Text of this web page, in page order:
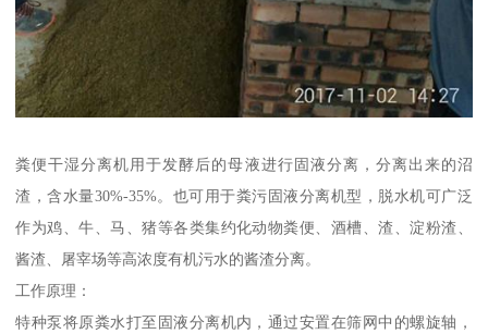
粪便干湿分离机用于发酵后的母液进行固液分离，分离出来的沼
渣，含水量30%-35%。也可用于粪污固液分离机型，脱水机可广泛
作为鸡、牛、马、猪等各类集约化动物粪便、酒槽、渣、淀粉渣、
酱渣、屠宰场等高浓度有机污水的酱渣分离。
工作原理：
特种泵将原粪水打至固液分离机内，通过安置在筛网中的螺旋轴，